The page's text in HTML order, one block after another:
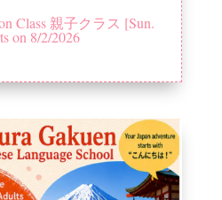
Class 親子クラス [Sun.
on 8/2/2026